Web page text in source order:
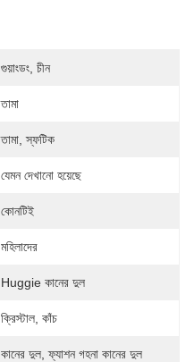
গুয়াংডং, চীন
তামা
তামা, স্ফটিক
যেমন দেখানো হয়েছে
কোনটিই
মহিলাদের
Huggie কানের দুল
ক্রিস্টাল, কাঁচ
কানের দুল, ফ্যাশন গহনা কানের দুল